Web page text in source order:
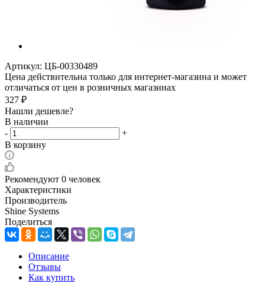
Артикул: ЦБ-00330489
Цена действительна только для интернет-магазина и может
отличаться от цен в розничных магазинах
327 ₽
Нашли дешевле?
В наличии
-
+
В корзину
Рекомендуют 0 человек
Характеристики
Производитель
Shine Systems
Поделиться
Описание
Отзывы
Как купить